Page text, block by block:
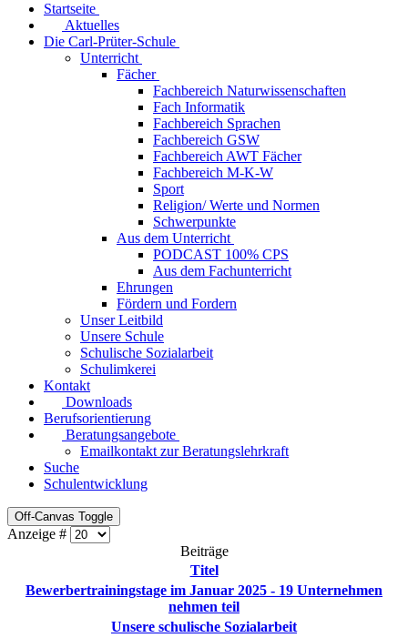
Startseite
Aktuelles
Die Carl-Prüter-Schule
Unterricht
Fächer
Fachbereich Naturwissenschaften
Fach Informatik
Fachbereich Sprachen
Fachbereich GSW
Fachbereich AWT Fächer
Fachbereich M-K-W
Sport
Religion/ Werte und Normen
Schwerpunkte
Aus dem Unterricht
PODCAST 100% CPS
Aus dem Fachunterricht
Ehrungen
Fördern und Fordern
Unser Leitbild
Unsere Schule
Schulische Sozialarbeit
Schulimkerei
Kontakt
Downloads
Berufsorientierung
Beratungsangebote
Emailkontakt zur Beratungslehrkraft
Suche
Schulentwicklung
Off-Canvas Toggle
Anzeige #
Beiträge
Titel
Bewerbertrainingstage im Januar 2025 - 19 Unternehmen
nehmen teil
Unsere schulische Sozialarbeit